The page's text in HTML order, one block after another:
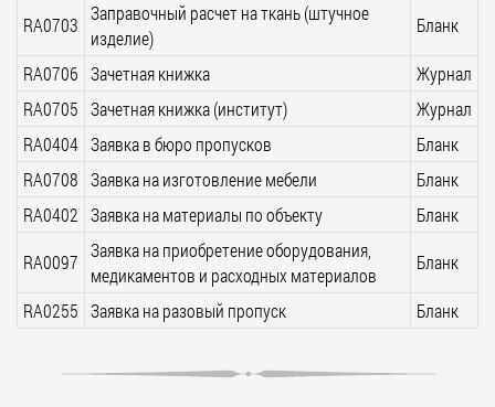
RA0703
Заправочный расчет на ткань (штучное
изделие)
Бланк
RA0706 Зачетная книжка
Журнал
RA0705 Зачетная книжка (институт)
Журнал
RA0404 Заявка в бюро пропусков
Бланк
RA0708 Заявка на изготовление мебели
Бланк
RA0402 Заявка на материалы по объекту Бланк
RA0097
Заявка на приобретение оборудования,
медикаментов и расходных материалов
Бланк
RA0255 Заявка на разовый пропуск Бланк